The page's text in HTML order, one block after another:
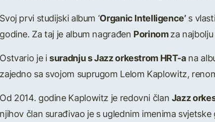
Svoj prvi studijski album ‘Organic Intelligence’s
godine. Za taj je album nagrađen Porinomza
Ostvario je isuradnju s Jazz orkestrom HRT-ana
zajedno sa svojom suprugom Lelom Kaplowitz,
Od 2014. godine Kaplowitz je redovni članJazz
njihov član surađivao je s uglednim imenima